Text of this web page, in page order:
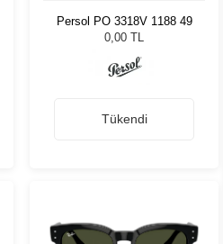
Persol PO 3318V 1188 49
0,00 TL
Tükendi